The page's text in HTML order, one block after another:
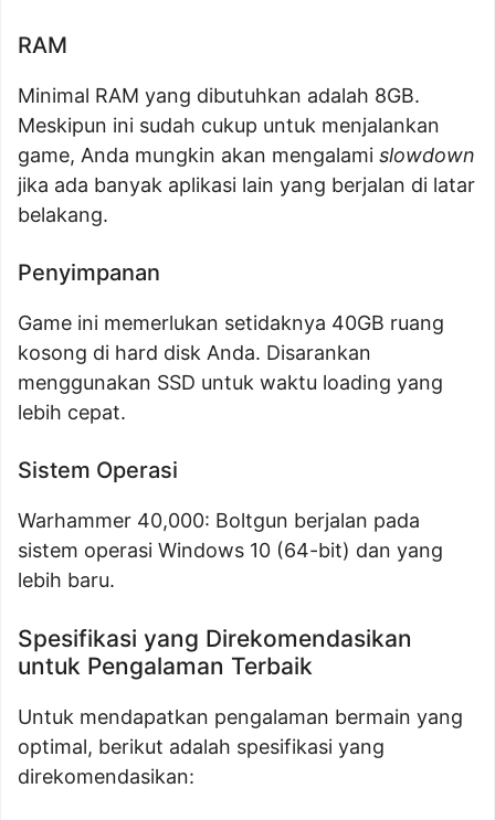
RAM
Minimal RAM yang dibutuhkan adalah 8GB.
Meskipun ini sudah cukup untuk menjalankan
game, Anda mungkin akan mengalami slowdown
jika ada banyak aplikasi lain yang berjalan di latar
belakang.
Penyimpanan
Game ini memerlukan setidaknya 40GB ruang
kosong di hard disk Anda. Disarankan
menggunakan SSD untuk waktu loading yang
lebih cepat.
Sistem Operasi
Warhammer 40,000: Boltgun berjalan pada
sistem operasi Windows 10 (64-bit) dan yang
lebih baru.
Spesifikasi yang Direkomendasikan
untuk Pengalaman Terbaik
Untuk mendapatkan pengalaman bermain yang
optimal, berikut adalah spesifikasi yang
direkomendasikan: